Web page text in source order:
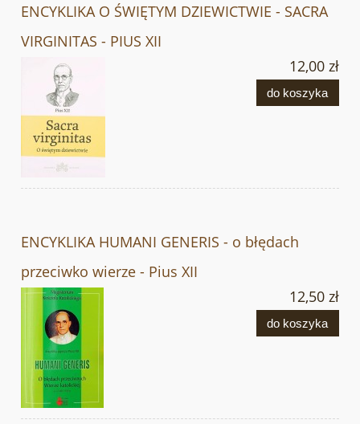
ENCYKLIKA O ŚWIĘTYM DZIEWICTWIE - SACRA
VIRGINITAS - PIUS XII
12,00 zł
do koszyka
ENCYKLIKA HUMANI GENERIS - o błędach
przeciwko wierze - Pius XII
12,50 zł
do koszyka